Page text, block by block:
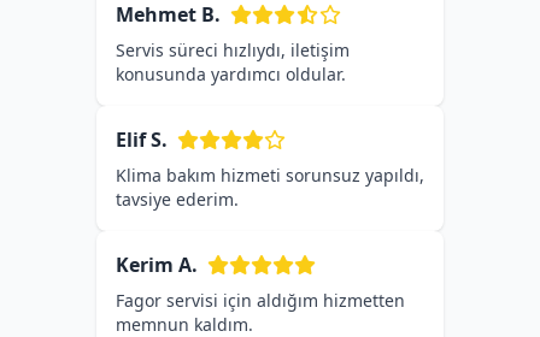
Mehmet B.
Servis süreci hızlıydı, iletişim
konusunda yardımcı oldular.
Elif S.
Klima bakım hizmeti sorunsuz yapıldı,
tavsiye ederim.
Kerim A.
Fagor servisi için aldığım hizmetten
memnun kaldım.